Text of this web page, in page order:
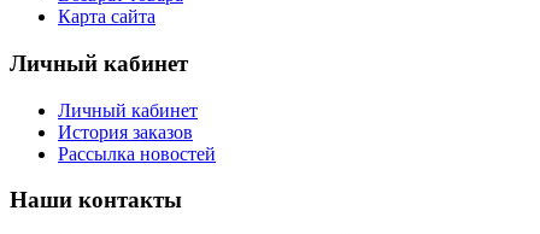
Карта сайта
Личный кабинет
Личный кабинет
История заказов
Рассылка новостей
Наши контакты